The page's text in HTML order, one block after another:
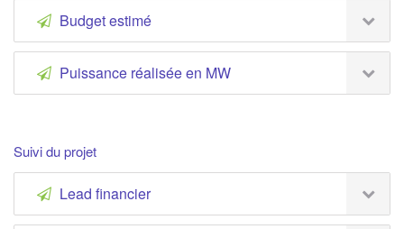
Budget estimé
Puissance réalisée en MW
Suivi du projet
Lead financier